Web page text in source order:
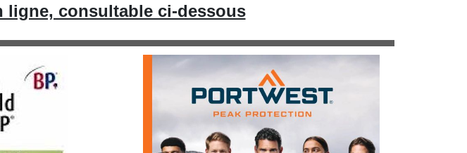
ligne, consultable ci-dessous